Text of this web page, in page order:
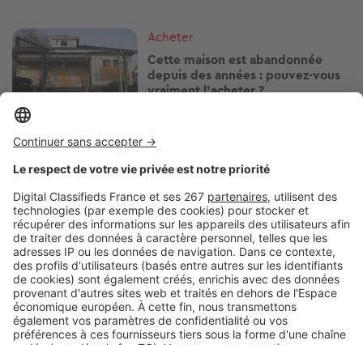
Image
Acheter
Cette maison est abandonnée
depuis des années : pouvez-vous
vraiment l’acheter ?
Image
Acheter
Prix immobiliers : les stations
thermales les plus chères et les
plus abordables
Image
Acheter
Ce dispositif permet d'acheter un
logement jusqu'à 50 % moins cher
: êtes-vous éligible ?